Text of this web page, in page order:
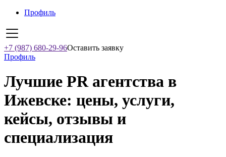
Профиль
+7 (987) 680-29-96Оставить заявку
Профиль
Лучшие PR агентства в
Ижевске: цены, услуги,
кейсы, отзывы и
специализация